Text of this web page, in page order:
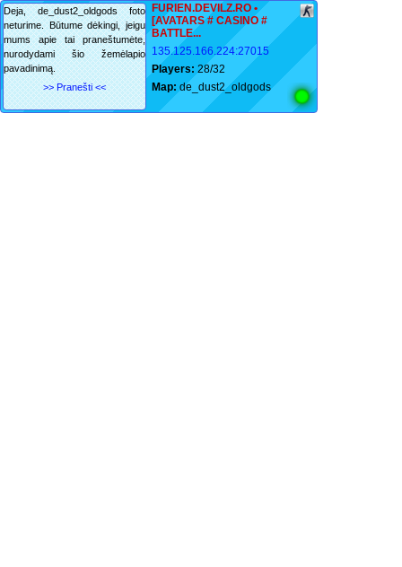
Deja, de_dust2_oldgods foto
neturime. Būtume dėkingi, jeigu
mums apie tai praneštumėte,
nurodydami šio žemėlapio
pavadinimą.
>> Pranešti <<
FURIEN.DEVILZ.RO •
[AVATARS # CASINO #
BATTLE...
135.125.166.224:27015
Players: 28/32
Map: de_dust2_oldgods